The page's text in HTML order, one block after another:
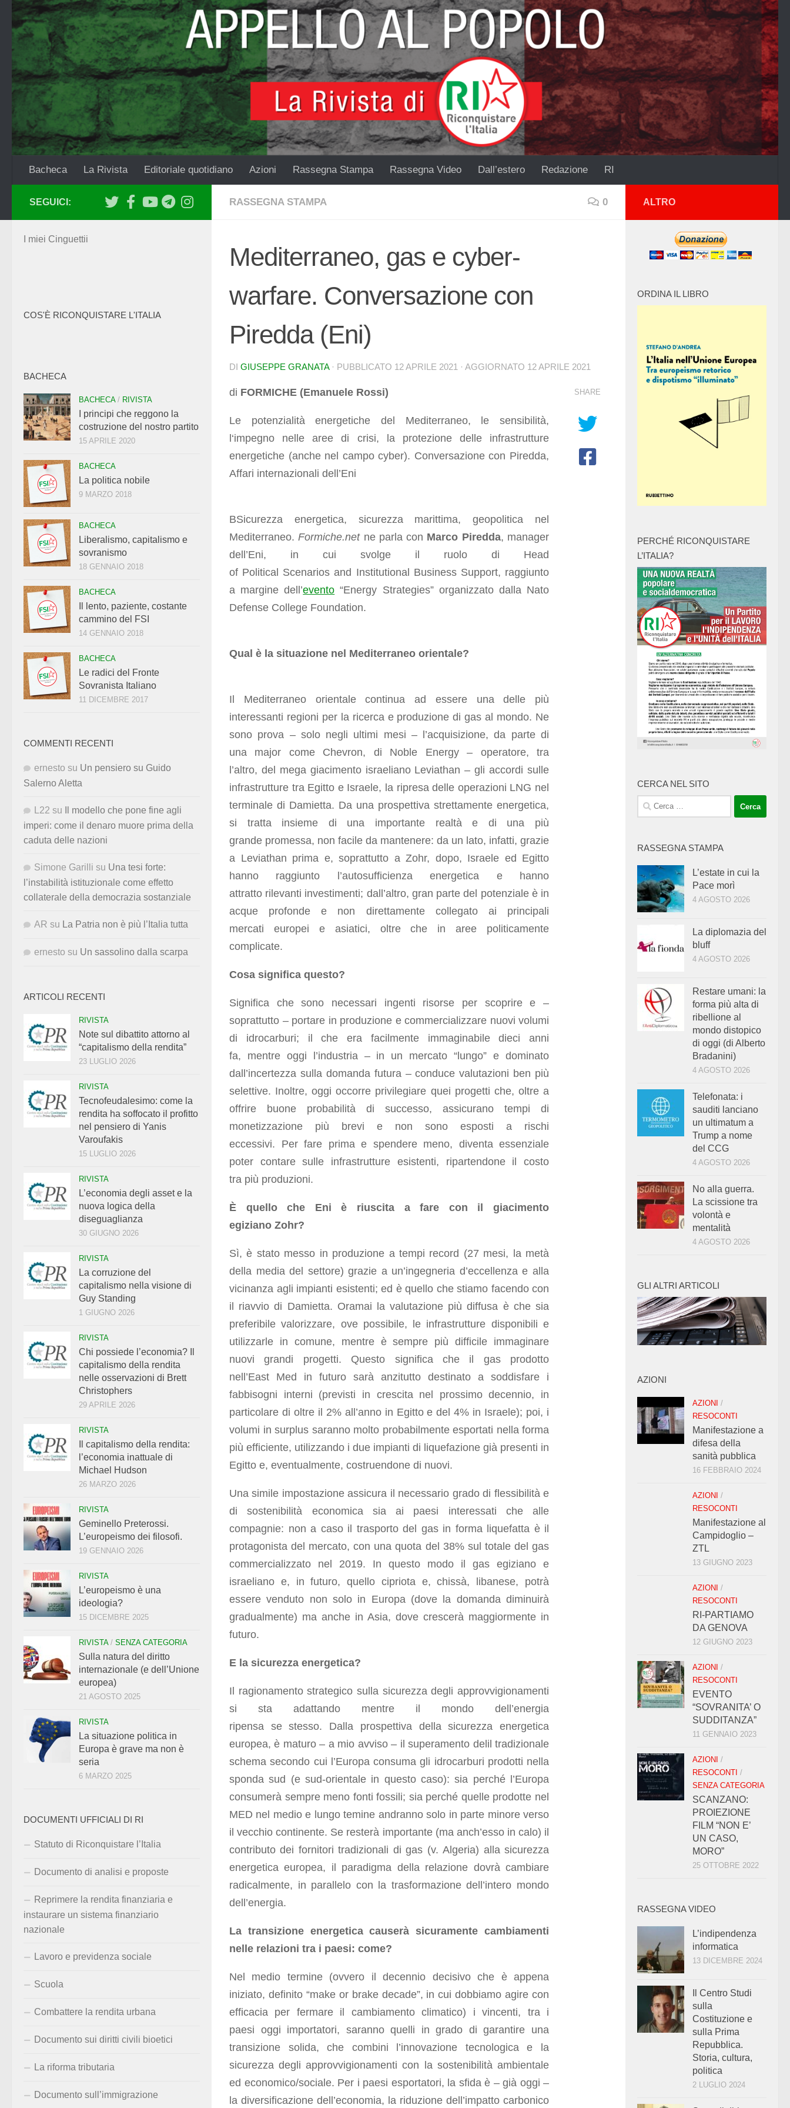
Salta al contenuto
Bacheca La Rivista Editoriale quotidiano Azioni Rassegna Stampa Rassegna Video Dall’estero Redazione RI
RASSEGNA STAMPA 0
Mediterraneo, gas e cyber-
warfare. Conversazione con
Piredda (Eni)
DI GIUSEPPE GRANATA · PUBBLICATO 12 APRILE 2021 · AGGIORNATO 12 APRILE 2021
di FORMICHE (Emanuele Rossi)
Le potenzialità energetiche del Mediterraneo, le sensibilità,
l‘impegno nelle aree di crisi, la protezione delle infrastrutture
energetiche (anche nel campo cyber). Conversazione con Piredda,
Affari internazionali dell’Eni
BSicurezza energetica, sicurezza marittima, geopolitica nel
Mediterraneo.Formiche.netne parla con Marco Piredda, manager
dell’Eni, in cui svolge il ruolo di Head
of Political Scenarios and Institutional Business Support, raggiunto
a margine dell’evento “Energy Strategies” organizzato dalla Nato
Defense College Foundation.
Qual è la situazione nel Mediterraneo orientale?
Il Mediterraneo orientale continua ad essere una delle più
interessanti regioni per la ricerca e produzione di gas al mondo. Ne
sono prova – solo negli ultimi mesi – l’acquisizione, da parte di
una major come Chevron, di Noble Energy– operatore, tra
l’altro, del mega giacimento israeliano Leviathan – gli accordi sulle
infrastrutture tra Egitto e Israele, la ripresa delle operazioni LNG nel
terminale di Damietta. Da una prospettiva strettamente energetica,
si tratta insieme di una importante realtà e di una più
grande promessa, non facile da mantenere: da un lato, infatti, grazie
a Leviathan prima e, soprattutto a Zohr, dopo, Israele ed Egitto
hanno raggiunto l’autosufficienza
energetica e hanno
attratto rilevanti investimenti; dall’altro, gran parte del potenziale è in
acque profonde e non direttamente collegato ai principali
mercati europei e asiatici, oltre che in aree politicamente
complicate.
Cosa significa questo?
Significa che sono necessari ingenti risorse per scoprire e –
soprattutto – portare in produzione e commercializzare nuovi volumi
di idrocarburi; il che era facilmente immaginabile dieci anni
fa, mentre oggi l’industria – in un mercato “lungo” e dominato
dall’incertezza sulla domanda futura – conduce valutazioni ben più
selettive. Inoltre, oggi occorre privilegiare quei progetti che, oltre a
offrire buone probabilità di successo, assicurano tempi di
monetizzazione più brevi e non sono esposti a rischi
eccessivi. Per fare prima e spendere meno, diventa essenziale
poter contare sulle infrastrutture esistenti, ripartendone il costo
tra più produzioni.
È quello che Eni è riuscita a fare con il giacimento
egiziano Zohr?
Sì, è stato messo in produzione a tempi record (27 mesi, la metà
della media del settore) grazie a un’ingegneria d’eccellenza e alla
vicinanza agli impianti esistenti; ed è quello che stiamo facendo con
il riavvio di Damietta. Oramai la valutazione più diffusa è che sia
preferibile valorizzare, ove possibile, le infrastrutture disponibili e
utilizzarle in comune, mentre è sempre più difficile immaginare
nuovi grandi progetti. Questo significa che il gas prodotto
nell’East Med in futuro sarà anzitutto destinato a soddisfare i
fabbisogni interni (previsti in crescita nel prossimo decennio, in
particolare di oltre il 2% all’anno in Egitto e del 4% in Israele); poi, i
volumi in surplus saranno molto probabilmente esportati nella forma
più efficiente, utilizzando i due impianti di liquefazione già presenti in
Egitto e, eventualmente, costruendone di nuovi.
Una simile impostazione assicura il necessario grado di flessibilità e
di sostenibilità economica sia ai paesi interessati che alle
compagnie: non a caso il trasporto del gas in forma liquefatta è il
protagonista del mercato, con una quota del 38% sul totale del gas
commercializzato nel 2019. In questo modo il gas egiziano e
israeliano e, in futuro, quello cipriota e, chissà, libanese, potrà
essere venduto non solo in Europa (dove la domanda diminuirà
gradualmente) ma anche in Asia, dove crescerà maggiormente in
futuro.
E la sicurezza energetica?
Il ragionamento strategico sulla sicurezza degli approvvigionamenti
si sta adattando mentre il mondo dell’energia
ripensa se stesso. Dalla prospettiva della sicurezza energetica
europea, è maturo – a mio avviso – il superamento delil tradizionale
schema secondo cui l’Europa consuma gli idrocarburi prodotti nella
sponda sud (e sud-orientale in questo caso): sia perché l’Europa
consumerà sempre meno fonti fossili; sia perché quelle prodotte nel
MED nel medio e lungo temine andranno solo in parte minore verso
il vecchio continente. Se resterà importante (ma anch’esso in calo) il
contributo dei fornitori tradizionali di gas (v. Algeria) alla sicurezza
energetica europea, il paradigma della relazione dovrà cambiare
radicalmente, in parallelo con la trasformazione dell’intero mondo
dell’energia.
La transizione energetica causerà sicuramente cambiamenti
nelle relazioni tra i paesi: come?
Nel medio termine (ovvero il decennio decisivo che è appena
iniziato, definito “make or brakedecade”, in cui dobbiamo agire con
efficacia per fermare il cambiamento climatico) i vincenti, tra i
paesi oggi importatori, saranno quelli in grado di garantire una
transizione solida, che combini l’innovazione tecnologica e la
sicurezza degli approvvigionamenti con la sostenibilità ambientale
ed economico/sociale. Per i paesi esportatori, la sfida è – già oggi –
la diversificazione dell’economia, la riduzione dell’impatto carbonico
SHARE
SEGUICI:
I miei Cinguettii
COS'È RICONQUISTARE L'ITALIA
BACHECA
BACHECA/ RIVISTA
I principi che reggono la
costruzione del nostro partito
15 APRILE 2020
BACHECA
La politica nobile
9 MARZO 2018
BACHECA
Liberalismo, capitalismo e
sovranismo
18 GENNAIO 2018
BACHECA
Il lento, paziente, costante
cammino del FSI
14 GENNAIO 2018
BACHECA
Le radici del Fronte
Sovranista Italiano
11 DICEMBRE 2017
COMMENTI RECENTI
ernesto su Un pensiero su Guido
Salerno Aletta
L22 su
Il modello che pone fine agli
imperi: come il denaro muore prima della
caduta delle nazioni
Simone Garilli su Una tesi forte:
l’instabilità istituzionale come effetto
collaterale della democrazia sostanziale
AR su La Patria non è più l’Italia tutta
ernesto su Un sassolino dalla scarpa
ARTICOLI RECENTI
RIVISTA
Note sul dibattito attorno al
“capitalismo della rendita”
23 LUGLIO 2026
RIVISTA
Tecnofeudalesimo: come la
rendita ha soffocato il profitto
nel pensiero di Yanis
Varoufakis
15 LUGLIO 2026
RIVISTA
L’economia degli asset e la
nuova logica della
diseguaglianza
30 GIUGNO 2026
RIVISTA
La corruzione del
capitalismo nella visione di
Guy Standing
1 GIUGNO 2026
RIVISTA
Chi possiede l’economia? Il
capitalismo della rendita
nelle osservazioni di Brett
Christophers
29 APRILE 2026
RIVISTA
Il capitalismo della rendita:
l’economia inattuale di
Michael Hudson
26 MARZO 2026
RIVISTA
Geminello Preterossi.
L’europeismo dei filosofi.
19 GENNAIO 2026
RIVISTA
L’europeismo è una
ideologia?
15 DICEMBRE 2025
RIVISTA/ SENZA CATEGORIA
Sulla natura del diritto
internazionale (e dell’Unione
europea)
21 AGOSTO 2025
RIVISTA
La situazione politica in
Europa è grave ma non è
seria
6 MARZO 2025
DOCUMENTI UFFICIALI DI RI
Statuto di Riconquistare l’Italia
Documento di analisi e proposte
Reprimere la rendita finanziaria e
instaurare un sistema finanziario
nazionale
Lavoro e previdenza sociale
Scuola
Combattere la rendita urbana
Documento sui diritti civili bioetici
La riforma tributaria
Documento sull’immigrazione
ALTRO
ORDINA IL LIBRO
PERCHÉ RICONQUISTARE
L’ITALIA?
CERCA NEL SITO
Ricerca
per:
RASSEGNA STAMPA
L’estate in cui la
Pace morì
4 AGOSTO 2026
La diplomazia del
bluff
4 AGOSTO 2026
Restare umani: la
forma più alta di
ribellione al
mondo distopico
di oggi (di Alberto
Bradanini)
4 AGOSTO 2026
Telefonata: i
sauditi lanciano
un ultimatum a
Trump a nome
del CCG
4 AGOSTO 2026
No alla guerra.
La scissione tra
volontà e
mentalità
4 AGOSTO 2026
GLI ALTRI ARTICOLI
AZIONI
AZIONI /
RESOCONTI
Manifestazione a
difesa della
sanità pubblica
16 FEBBRAIO 2024
AZIONI /
RESOCONTI
Manifestazione al
Campidoglio –
ZTL
13 GIUGNO 2023
AZIONI /
RESOCONTI
RI-PARTIAMO
DA GENOVA
12 GIUGNO 2023
AZIONI /
RESOCONTI
EVENTO
“SOVRANITA’ O
SUDDITANZA”
11 GENNAIO 2023
AZIONI /
RESOCONTI /
SENZA CATEGORIA
SCANZANO:
PROIEZIONE
FILM “NON E’
UN CASO,
MORO”
25 OTTOBRE 2022
RASSEGNA VIDEO
L’indipendenza
informatica
13 DICEMBRE 2024
Il Centro Studi
sulla
Costituzione e
sulla Prima
Repubblica.
Storia, cultura,
politica
2 LUGLIO 2024